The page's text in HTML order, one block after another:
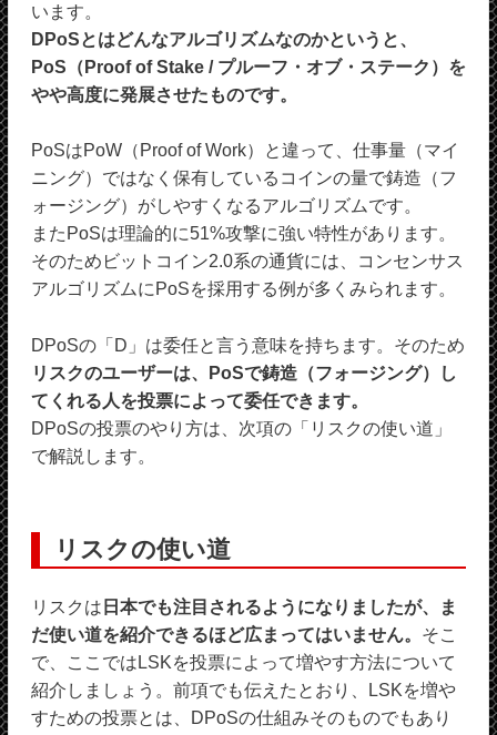
います。
DPoSとはどんなアルゴリズムなのかというと、
PoS（Proof of Stake / プルーフ・オブ・ステーク）を
やや高度に発展させたものです。
PoSはPoW（Proof of Work）と違って、仕事量（マイ
ニング）ではなく保有しているコインの量で鋳造（フ
ォージング）がしやすくなるアルゴリズムです。
またPoSは理論的に51%攻撃に強い特性があります。
そのためビットコイン2.0系の通貨には、コンセンサス
アルゴリズムにPoSを採用する例が多くみられます。
DPoSの「D」は委任と言う意味を持ちます。そのため
リスクのユーザーは、PoSで鋳造（フォージング）し
てくれる人を投票によって委任できます。
DPoSの投票のやり方は、次項の「リスクの使い道」
で解説します。
リスクの使い道
リスクは 日本でも注目されるようになりましたが、ま
だ使い道を紹介できるほど広まってはいません。 そこ
で、ここではLSKを投票によって増やす方法について
紹介しましょう。前項でも伝えたとおり、LSKを増や
すための投票とは、DPoSの仕組みそのものでもあり